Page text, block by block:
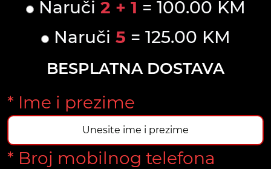
Naruči 2 + 1 = 100.00 KM
Naruči 5 = 125.00 KM
BESPLATNA DOSTAVA
* Ime i prezime
* Broj mobilnog telefona